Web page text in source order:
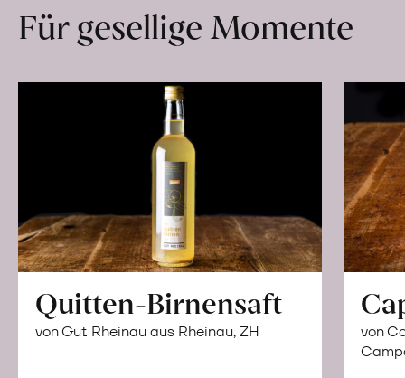
Hof
erfahren
Für gesellige Momente
Quitten-Birnensaft
von Gut Rheinau aus Rheinau, ZH
von